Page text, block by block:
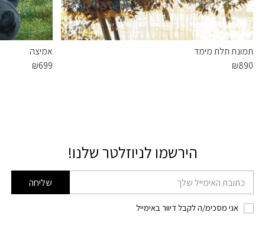
תמונת תלת מימד
₪890
אמיצה
₪699
הירשמו לניוזלטר שלנו!
דוא׳׳ל שליחה
אני מסכימ/ה לקבל דיוור באימייל